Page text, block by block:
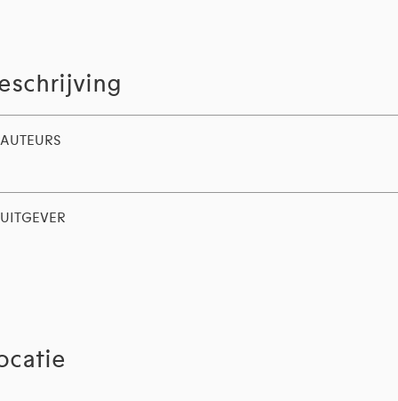
AUTEURS
UITGEVER